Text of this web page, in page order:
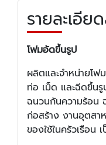
รายละเอีย
โฟมอัดขึ้นรูป
ผลิตและจำหน่ายโ
ท่อ เม็ด และฉีดขึ้น
ฉนวนกันความร้อน
ก่อสร้าง งานอุตสา
ของใช้ในครัวเรือน